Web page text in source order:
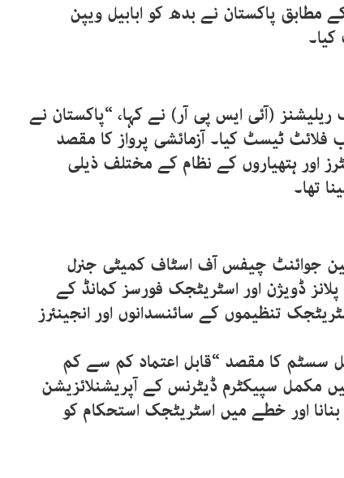
مطابق پاکستان نے بدھ کو ابابیل ویپن
ریلیشنز (آئی ایس پی آر) نے کہا، “پاکستان نے
فلائٹ ٹیسٹ کیا۔ آزمائشی پرواز کا مقصد
اور ہتھیاروں کے نظام کے مختلف ذیلی
تھا۔
جوائنٹ چیفس آف اسٹاف کمیٹی جنرل
ڈویژن اور اسٹریٹجک فورسز کمانڈ کے
تنظیموں کے سائنسدانوں اور انجینئرز
سسٹم کا مقصد “قابل اعتماد کم سے کم
مکمل سپیکٹرم ڈیٹرنس کے آپریشنلائزیشن
اور خطے میں اسٹریٹجک استحکام کو